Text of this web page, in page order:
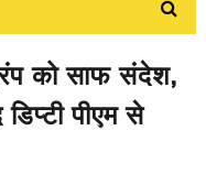
को साफ संदेश,
पीएम से